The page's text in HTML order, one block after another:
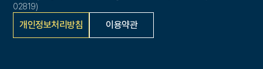
02819)
개인정보처리방침 이용약관